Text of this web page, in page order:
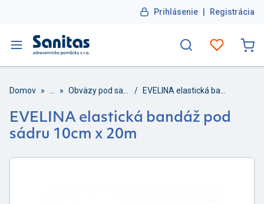
Prihlásenie | Registrácia
Domov » » /
EVELINA elastická bandáž pod
sádru 10cm x 20m